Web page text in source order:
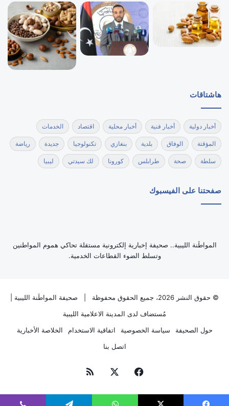
هاشتاقات
أخبار دولية أخبار فنية أخبار محلية اقتصاد الخدمات
المؤقتة الوفاق بلدية بنغازي تكنولوجيا جديدة رياضة
سلطة صحة طرابلس كورونا لك سيدتي ليبيا
صفحتنا على الفيسبوك
‏المواطَنة الليبية.. صحيفة إخبارية إلكترونية مستقلة تحاكي هموم المواطنين
وتسلط الضوء القطاعات الخدمية.
© حقوق النشر 2026، جميع الحقوق محفوظة | صحيفة المواطَنة الليبية
مُستضاف لدى المدينة الاعلامية الليبية
حول الصحيفة
سياسة الخصوصية اتفاقية الاستخدام
الخلاصة الأخبارية
اتصل بنا
فيسبوك ملخص
الموقع